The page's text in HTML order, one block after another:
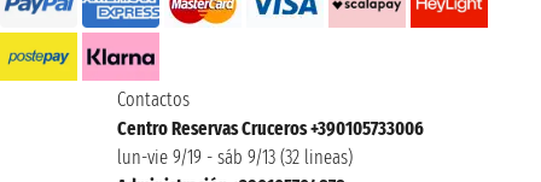
Contactos
Centro Reservas Cruceros +390105733006
lun-vie 9/19 - sáb 9/13 (32 lineas)